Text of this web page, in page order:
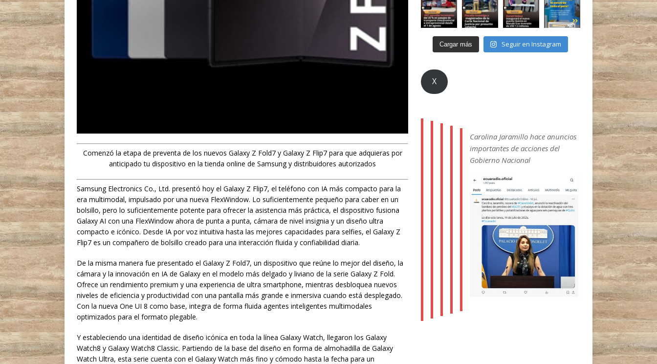
Comenzó la etapa de preventa de los nuevos Galaxy Z Fold7 y Galaxy Z Flip7 para que adquieras por
anticipado tu dispositivo en la tienda online de Samsung y distribuidores autorizados
Samsung Electronics Co., Ltd. presentó hoy el Galaxy Z Flip7, el teléfono con IA más compacto para la
era multimodal, impulsado por una nueva FlexWindow. Lo suficientemente pequeño para caber en un
bolsillo, pero lo suficientemente potente para ofrecer la asistencia más práctica, el dispositivo fusiona
Galaxy AI con una FlexWindow ahora de punta a punta, cámara de nivel insignia y un diseño ultra
compacto e icónico. Desde IA por voz intuitiva hasta las mejores capacidades para selfies, el Galaxy Z
Flip7 es un compañero de bolsillo creado para una interacción fluida y confiabilidad diaria.
De la misma manera fue presentado el Galaxy Z Fold7, un dispositivo que reúne lo mejor del diseño, la
cámara y la innovación en IA de Galaxy en el modelo más delgado y liviano de la serie Galaxy Z Fold.
Ofrece un rendimiento premium y una experiencia de ultra smartphone, mientras desbloquea nuevos
niveles de eficiencia y productividad con una pantalla más grande e inmersiva cuando está desplegado.
Con la nueva One UI 8 como base, integra de forma fluida agentes inteligentes multimodales
optimizados para el formato plegable.
Y estableciendo una identidad de diseño icónica en toda la línea Galaxy Watch, llegaron los Galaxy
Watch8 y Galaxy Watch8 Classic. Partiendo de la base del diseño en forma de almohadilla de Galaxy
Watch Ultra, esta serie cuenta con el Galaxy Watch más fino y cómodo hasta la fecha para un
Cargar más Seguir en Instagram
X
Carolina Jaramillo hace anuncios
importantes de acciones del
Gobierno Nacional